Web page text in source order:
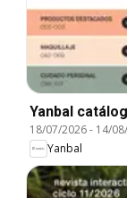
Yanbal
18/07/2026- 14/
Yanbal